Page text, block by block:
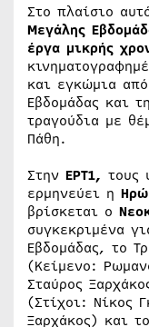
Στο πλαίσιο
Μεγάλης
έργα μικρής
και εγκώμια
Εβδομάδας και
τραγούδια με
Πάθη.
Στην ΕΡΤ1, τους
ερμηνεύει η
βρίσκεται ο
συγκεκριμένα
Εβδομάδας, το
(Κείμενο:
Σταύρος
(Στίχοι: Νίκος
Ξαρχάκος) και